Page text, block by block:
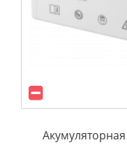
Акумуляторная